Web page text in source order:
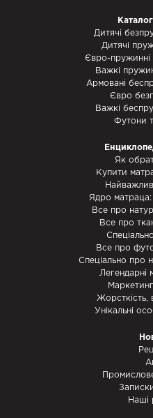
Дитячі
Дитячі
Євро-пружинні
Важкі
Армовані
Євро
Важкі
Футони
Як
Купити
Ядро
Все про
Все про
Все про
Спеціально про
Легендарні
Жорсткість,
Унікальні
Наші